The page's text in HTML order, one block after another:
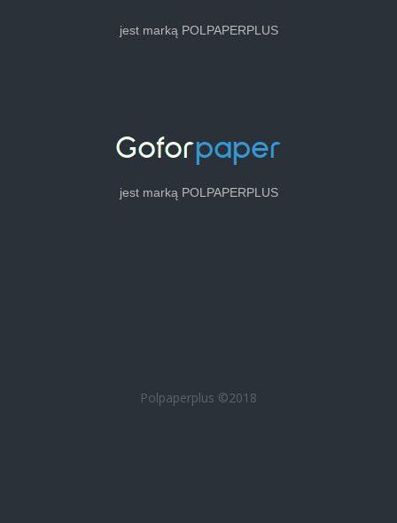
jest marką POLPAPERPLUS
jest marką POLPAPERPLUS
Polpaperplus ©2018